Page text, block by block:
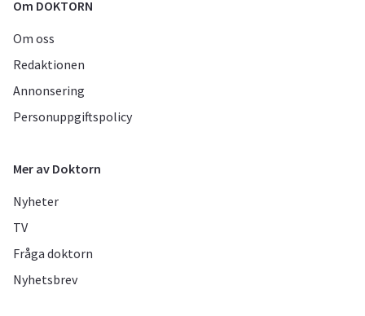
Om DOKTORN
Om oss
Redaktionen
Annonsering
Personuppgiftspolicy
Mer av Doktorn
Nyheter
TV
Fråga doktorn
Nyhetsbrev